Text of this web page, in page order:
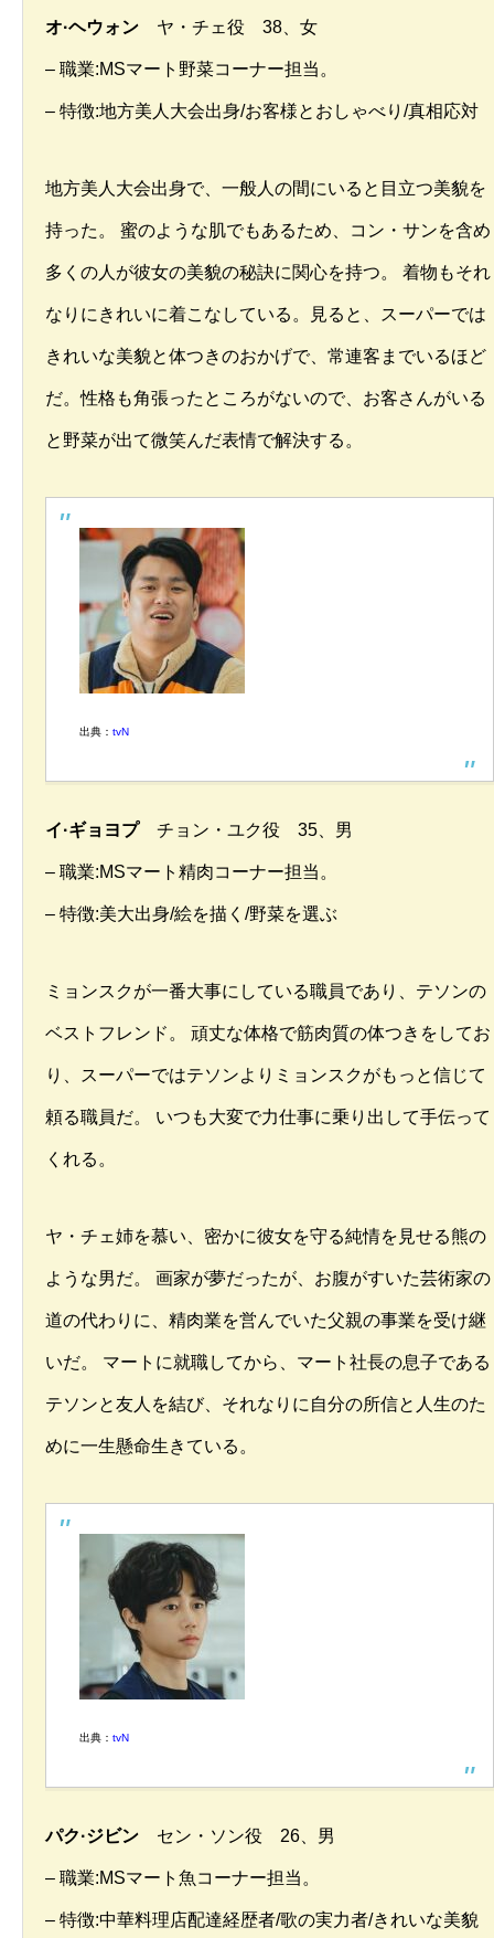
オ·ヘウォン ヤ・チェ役 38、女
– 職業:MSマート野菜コーナー担当。
– 特徴:地方美人大会出身/お客様とおしゃべり/真相応対
地方美人大会出身で、一般人の間にいると目立つ美貌を
持った。 蜜のような肌でもあるため、コン・サンを含め
多くの人が彼女の美貌の秘訣に関心を持つ。 着物もそれ
なりにきれいに着こなしている。見ると、スーパーでは
きれいな美貌と体つきのおかげで、常連客までいるほど
だ。性格も角張ったところがないので、お客さんがいる
と野菜が出て微笑んだ表情で解決する。
出典： tvN
イ·ギョヨプチョン・ユク役 35、男
– 職業:MSマート精肉コーナー担当。
– 特徴:美大出身/絵を描く/野菜を選ぶ
ミョンスクが一番大事にしている職員であり、テソンの
ベストフレンド。 頑丈な体格で筋肉質の体つきをしてお
り、スーパーではテソンよりミョンスクがもっと信じて
頼る職員だ。 いつも大変で力仕事に乗り出して手伝って
くれる。
ヤ・チェ姉を慕い、密かに彼女を守る純情を見せる熊の
ような男だ。 画家が夢だったが、お腹がすいた芸術家の
道の代わりに、精肉業を営んでいた父親の事業を受け継
いだ。 マートに就職してから、マート社長の息子である
テソンと友人を結び、それなりに自分の所信と人生のた
めに一生懸命生きている。
出典： tvN
パク·ジビン セン・ソン役 26、男
– 職業:MSマート魚コーナー担当。
– 特徴:中華料理店配達経歴者/歌の実力者/きれいな美貌